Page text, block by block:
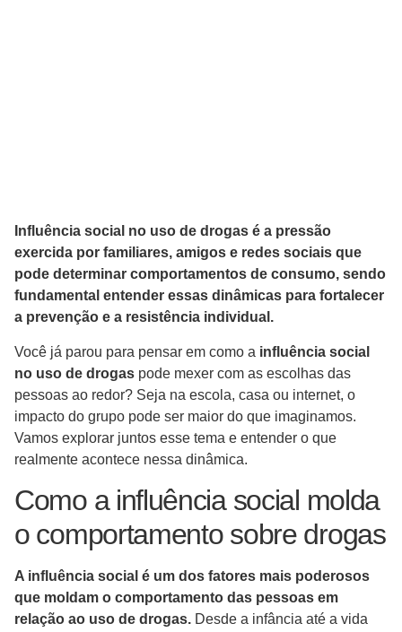
Influência social no uso de drogas é a pressão
exercida por familiares, amigos e redes sociais que
pode determinar comportamentos de consumo, sendo
fundamental entender essas dinâmicas para fortalecer
a prevenção e a resistência individual.
Você já parou para pensar em como a influência social
no uso de drogas pode mexer com as escolhas das
pessoas ao redor? Seja na escola, casa ou internet, o
impacto do grupo pode ser maior do que imaginamos.
Vamos explorar juntos esse tema e entender o que
realmente acontece nessa dinâmica.
Como a influência social molda
o comportamento sobre drogas
A influência social é um dos fatores mais poderosos
que moldam o comportamento das pessoas em
relação ao uso de drogas. Desde a infância até a vida